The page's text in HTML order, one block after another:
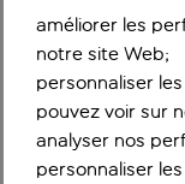
améliorer les
notre site Web;
personnaliser
pouvez voir sur
analyser nos
personnaliser